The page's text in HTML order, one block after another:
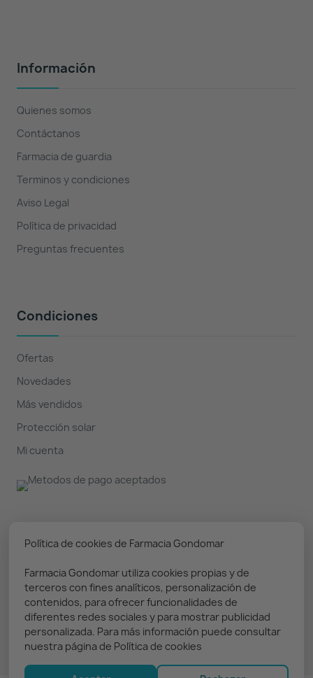
Información
Quienes somos
Contáctanos
Farmacia de guardia
Terminos y condiciones
Aviso Legal
Política de privacidad
Preguntas frecuentes
Condiciones
Ofertas
Novedades
Más vendidos
Protección solar
Mi cuenta
Nuestro boletín
Puedes darte de baja en cualquier momento. Prometemos
solo enviar información relevante
Política de cookies de Farmacia Gondomar
Farmacia Gondomar utiliza cookies propias y de
terceros con fines analíticos, personalización de
contenidos, para ofrecer funcionalidades de
diferentes redes sociales y para mostrar publicidad
personalizada. Para más información puede consultar
nuestra página de Política de cookies